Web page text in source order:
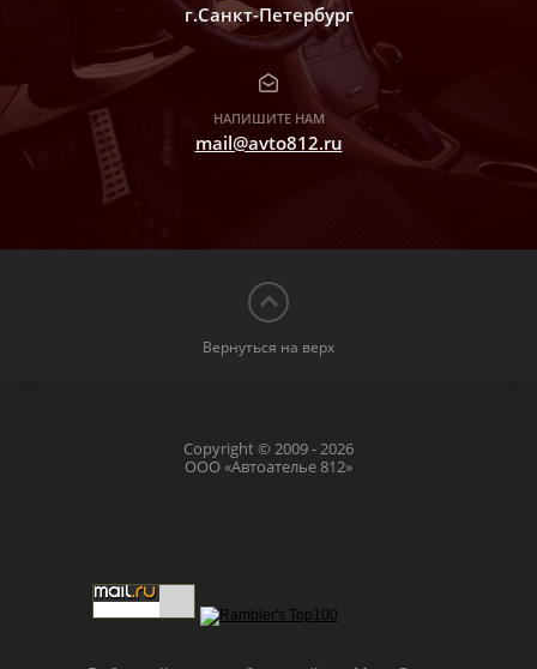
г.Санкт-Петербург
НАПИШИТЕ НАМ
mail@avto812.ru
Вернуться на верх
Copyright © 2009 - 2026
ООО «Автоателье 812»